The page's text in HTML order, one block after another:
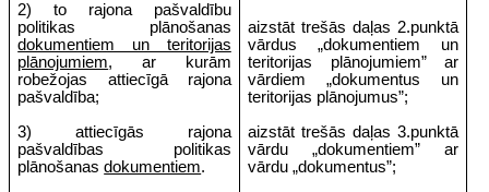
2) to rajona pašvaldību
politikas plānošanas
dokumentiem un teritorijas
plānojumiem, ar kurām
robežojas attiecīgā rajona
pašvaldība;
3) attiecīgās rajona
pašvaldības politikas
plānošanasdokumentiem.
aizstāt trešās daļas 2.punktā
vārdus „dokumentiem un
teritorijas plānojumiem” ar
vārdiem „dokumentus un
teritorijas plānojumus”;
aizstāt trešās daļas 3.punktā
vārdu „dokumentiem” ar
vārdu „dokumentus”;